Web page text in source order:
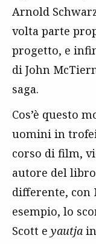
Arnold
volta parte
progetto, e
di John
saga.
Cos’è questo
uomini in
corso di film,
autore del
differente, con
esempio, lo
Scott e yautja